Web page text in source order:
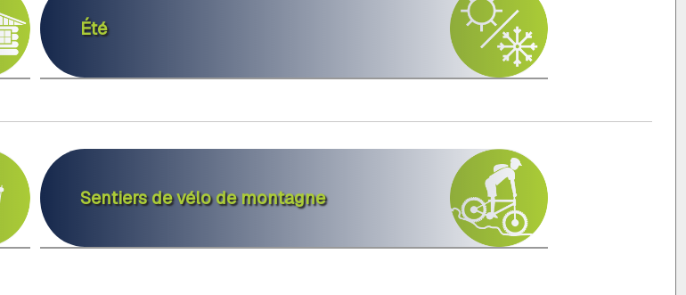
Été
Sentiers de vélo de montagne